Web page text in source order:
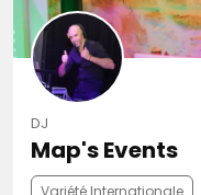
DJ
Map's Events
Variété Internationale